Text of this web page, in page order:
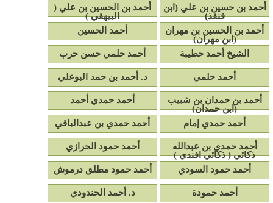
أحمد بن حسين بن علي (ابن
قنفذ)
أحمد بن الحسين بن علي (
البيهقي )
أحمد بن الحسين بن مهران
(ابن مهران)
أحمد الحسين
الشيخ أحمد حطيبة أحمد حلمي حسن حرب
أحمد حلمي د. أحمد بن حمد البوعلي
أحمد بن حمدان بن شبيب
(ابن حمدان)
أحمد حمدي أحمد
أحمد حمدي إمام أحمد حمدي بن عبدالباقي
أحمد حمدي بن عبدالله
ذكائي ( ذكائي افندي )
أحمد حمود الحرازي
أحمد حمود السودي أحمد حمود مطلق درموش
أحمد حمودة د. أحمد الحندودي